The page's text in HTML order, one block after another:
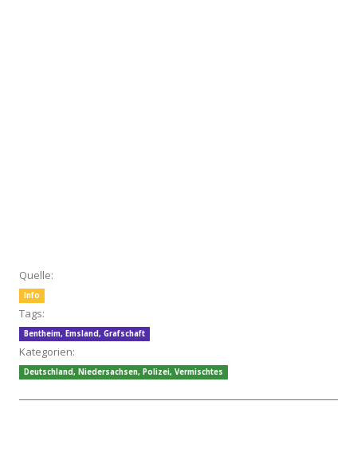
Quelle:
Info
Tags:
Bentheim, Emsland, Grafschaft
Kategorien:
Deutschland, Niedersachsen, Polizei, Vermischtes